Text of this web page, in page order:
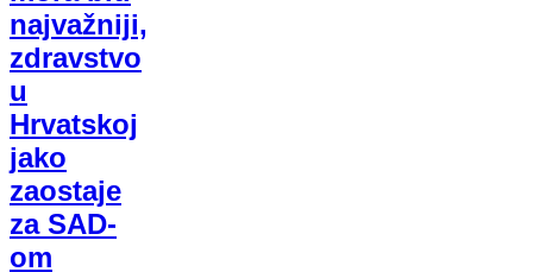
najvažniji,
zdravstvo
u
Hrvatskoj
jako
zaostaje
za SAD-
om